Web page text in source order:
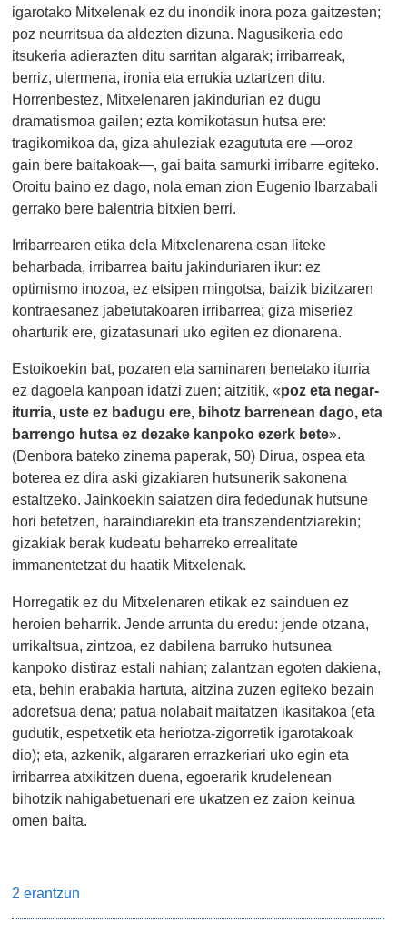
igarotako Mitxelenak ez du inondik inora poza gaitzesten;
poz neurritsua da aldezten dizuna. Nagusikeria edo
itsukeria adierazten ditu sarritan algarak; irribarreak,
berriz, ulermena, ironia eta errukia uztartzen ditu.
Horrenbestez, Mitxelenaren jakindurian ez dugu
dramatismoa gailen; ezta komikotasun hutsa ere:
tragikomikoa da, giza ahuleziak ezagututa ere —oroz
gain bere baitakoak—, gai baita samurki irribarre egiteko.
Oroitu baino ez dago, nola eman zion Eugenio Ibarzabali
gerrako bere balentria bitxien berri.
Irribarrearen etika dela Mitxelenarena esan liteke
beharbada, irribarrea baitu jakinduriaren ikur: ez
optimismo inozoa, ez etsipen mingotsa, baizik bizitzaren
kontraesanez jabetutakoaren irribarrea; giza miseriez
oharturik ere, gizatasunari uko egiten ez dionarena.
Estoikoekin bat, pozaren eta saminaren benetako iturria
ez dagoela kanpoan idatzi zuen; aitzitik, «poz eta negar-
iturria, uste ez badugu ere, bihotz barrenean dago, eta
barrengo hutsa ez dezake kanpoko ezerk bete».
(Denbora bateko zinema paperak, 50) Dirua, ospea eta
boterea ez dira aski gizakiaren hutsunerik sakonena
estaltzeko. Jainkoekin saiatzen dira fededunak hutsune
hori betetzen, haraindiarekin eta transzendentziarekin;
gizakiak berak kudeatu beharreko errealitate
immanentetzat du haatik Mitxelenak.
Horregatik ez du Mitxelenaren etikak ez sainduen ez
heroien beharrik. Jende arrunta du eredu: jende otzana,
urrikaltsua, zintzoa, ez dabilena barruko hutsunea
kanpoko distiraz estali nahian; zalantzan egoten dakiena,
eta, behin erabakia hartuta, aitzina zuzen egiteko bezain
adoretsua dena; patua nolabait maitatzen ikasitakoa (eta
gudutik, espetxetik eta heriotza-zigorretik igarotakoak
dio); eta, azkenik, algararen errazkeriari uko egin eta
irribarrea atxikitzen duena, egoerarik krudelenean
bihotzik nahigabetuenari ere ukatzen ez zaion keinua
omen baita.
2 erantzun